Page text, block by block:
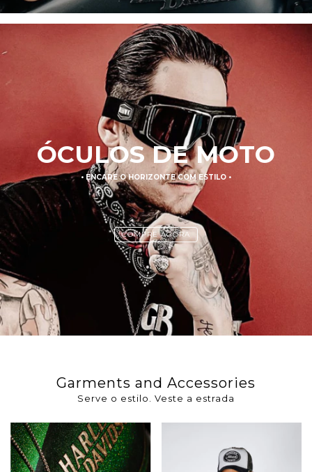
ÓCULOS DE MOTO
• ENCARE O HORIZONTE COM ESTILO •
COMPRE AGORA
Garments and Accessories